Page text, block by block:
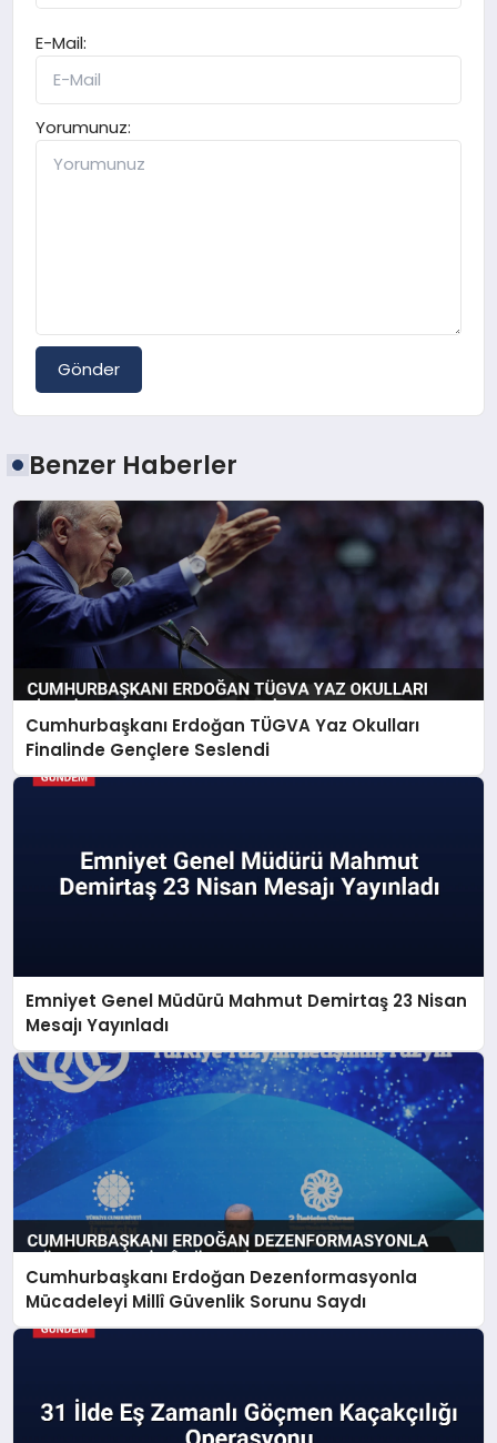
E-Mail:
Yorumunuz:
Gönder
Benzer Haberler
Cumhurbaşkanı Erdoğan TÜGVA Yaz Okulları
Finalinde Gençlere Seslendi
Emniyet Genel Müdürü Mahmut Demirtaş 23 Nisan
Mesajı Yayınladı
Cumhurbaşkanı Erdoğan Dezenformasyonla
Mücadeleyi Millî Güvenlik Sorunu Saydı